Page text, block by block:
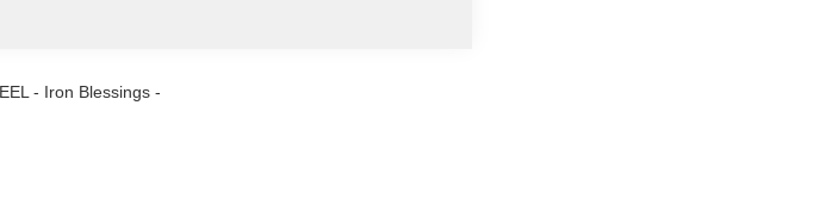
- Iron Blessings -